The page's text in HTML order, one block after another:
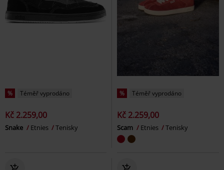
% Téměř vyprodáno
Kč 2.259,00
Snake Etnies Tenisky
% Téměř vyprodáno
Kč 2.259,00
Scam Etnies Tenisky